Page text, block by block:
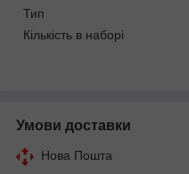
Тип
Кількість в наборі
Умови доставки
Нова Пошта